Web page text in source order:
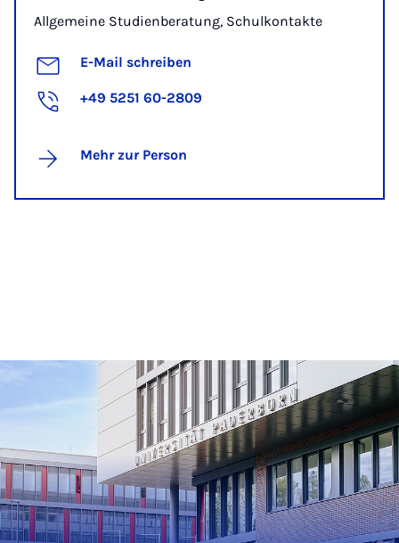
Allgemeine Studienberatung, Schulkontakte
E-Mail schreiben
+49 5251 60-2809
Mehr zur Person